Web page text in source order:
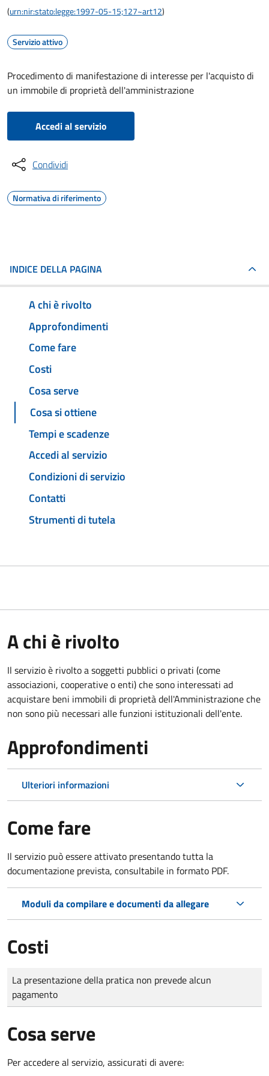
(urn:nir:stato:legge:1997-05-15;127~art12)
Servizio attivo
Procedimento di manifestazione di interesse per l'acquisto di
un immobile di proprietà dell'amministrazione
Accedi al servizio
Condividi
Normativa di riferimento
INDICE DELLA PAGINA
A chi è rivolto
Approfondimenti
Come fare
Costi
Cosa serve
Cosa si ottiene
Tempi e scadenze
Accedi al servizio
Condizioni di servizio
Contatti
Strumenti di tutela
A chi è rivolto
Il servizio è rivolto a soggetti pubblici o privati (come
associazioni, cooperative o enti) che sono interessati ad
acquistare beni immobili di proprietà dell'Amministrazione che
non sono più necessari alle funzioni istituzionali dell'ente.
Approfondimenti
Ulteriori informazioni
Come fare
Il servizio può essere attivato presentando tutta la
documentazione prevista, consultabile in formato PDF.
Moduli da compilare e documenti da allegare
Costi
Tipo di pagamento
Importo
La presentazione della pratica non prevede alcun
pagamento
Cosa serve
Per accedere al servizio, assicurati di avere: